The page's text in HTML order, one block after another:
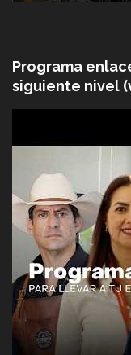
Programa
siguiente nivel